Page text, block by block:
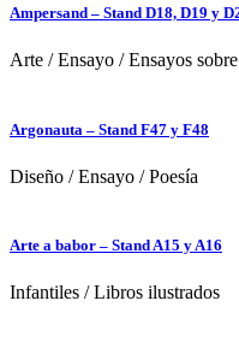
Ampersand – Stand D18, D19 y
Arte /Ensayo /Ensayos
Argonauta – Stand F47 y F48
Diseño /Ensayo /Poesía
Arte a babor – Stand A15 y A16
Infantiles /Libros ilustrados